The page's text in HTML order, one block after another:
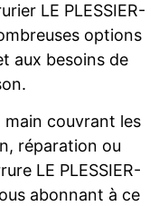
LE PLESSIER-
options
aux besoins de
main couvrant les
réparation ou
LE PLESSIER-
abonnant à ce